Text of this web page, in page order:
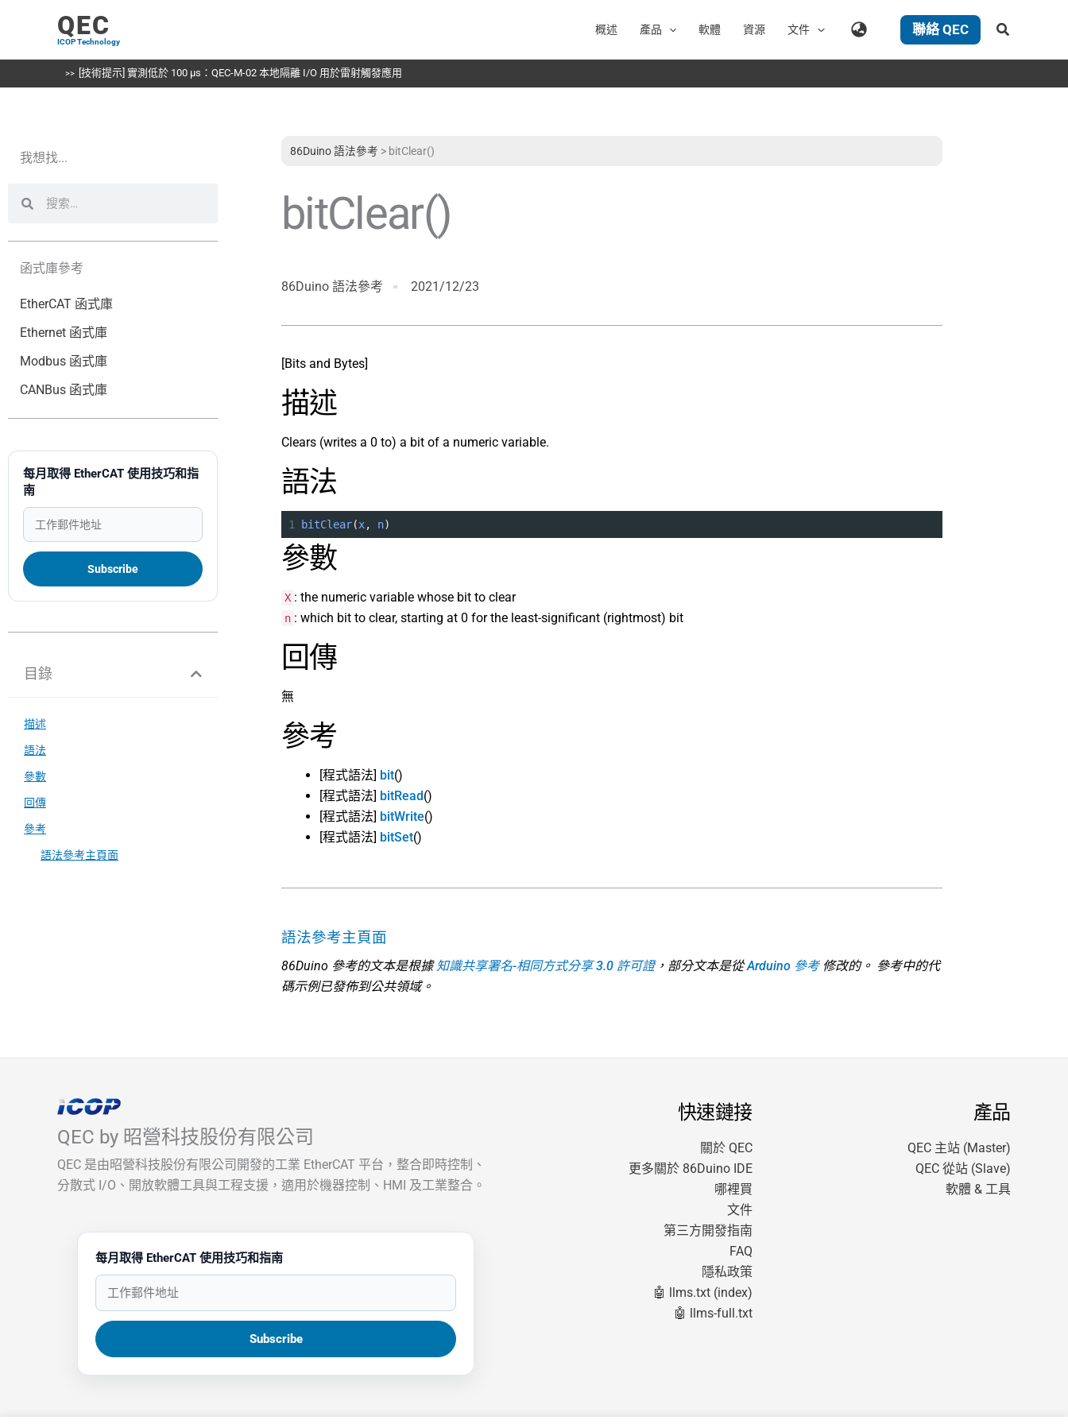
內
QEC
ICOP Technology
概述 產品 軟體 資源 文件 聯絡 QEC
搜
[技術提示] 實測低於 100 µs：QEC-M-02 本地隔離 I/O 用於雷射觸發應用
我想找...
尋
函式庫參考
EtherCAT 函式庫
Ethernet 函式庫
Modbus 函式庫
CANBus 函式庫
每月取得 EtherCAT 使用技巧和指
南
目錄
描述
語法
參數
回傳
參考
語法參考主頁面
86Duino 語法參考 > bitClear()
bitClear()
86Duino 語法參考 2021/12/23
[Bits and Bytes]
描述
Clears (writes a 0 to) a bit of a numeric variable.
語法
1 bitClear(x, n)
參數
X : the numeric variable whose bit to clear
n : which bit to clear, starting at 0 for the least-significant (rightmost) bit
回傳
無
參考
[程式語法] bit()
[程式語法] bitRead()
[程式語法] bitWrite()
[程式語法] bitSet()
語法參考主頁面
86Duino 參考的文本是根據知識共享署名-相同方式分享 3.0 許可證，部分文本是從Arduino 參考修改的。 參考中的代
碼示例已發佈到公共領域。
QEC by 昭營科技股份有限公司
QEC 是由昭營科技股份有限公司開發的工業 EtherCAT 平台，整合即時控制、
分散式 I/O、開放軟體工具與工程支援，適用於機器控制、HMI 及工業整合。
每月取得 EtherCAT 使用技巧和指南
快速鏈接
關於 QEC
更多關於 86Duino IDE
哪裡買
文件
第三方開發指南
FAQ
隱私政策
🤖 llms.txt (index)
🤖 llms-full.txt
產品
QEC 主站 (Master)
QEC 從站 (Slave)
軟體 & 工具